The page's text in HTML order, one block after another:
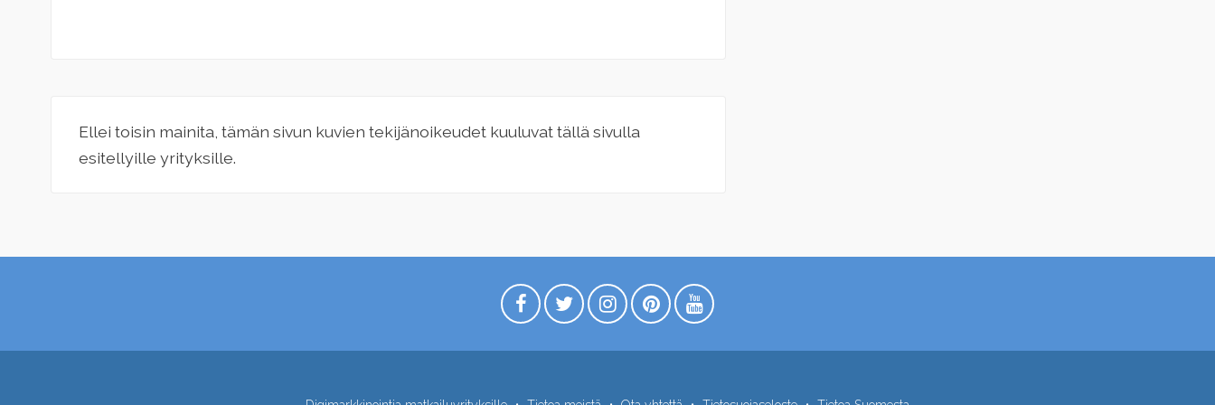
Ellei toisin mainita, tämän sivun kuvien tekijänoikeudet kuuluvat tällä sivulla
esitellyille yrityksille.